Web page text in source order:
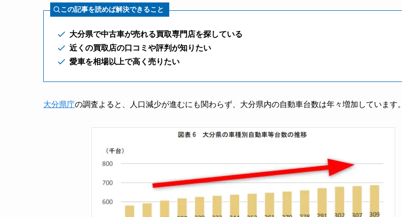
この記事を読めば解決できること
大分県で中古車が売れる買取専門店を探している
近くの買取店の口コミや評判が知りたい
愛車を相場以上で高く売りたい
大分県庁の調査よると、人口減少が進むにも関わらず、大分県内の自動車台数は年々増加しています。